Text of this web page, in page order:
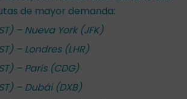
de mayor demanda:
– Nueva York (JFK)
– Londres (LHR)
– París (CDG)
– Dubái (DXB)